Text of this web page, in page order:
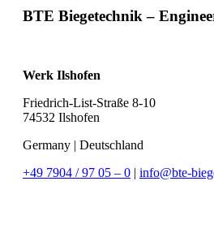
BTE Biegetechnik –
Werk Ilshofen
Friedrich-List-Straße 8-10
74532 Ilshofen
Germany | Deutschland
+49 7904 / 97 05 – 0 | info@bte-